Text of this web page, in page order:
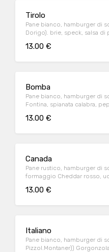
Tirolo
Pane bianco, hamburger di
Dorigo). brie, speck, salsa di
13.00 €
Bomba
Pane bianco, hamburger di
Fontina, spianata calabra,
13.00 €
Canada
Pane rustico, hamburger di
formaggio Cheddar rosso,
13.00 €
Italiano
Pane bianco, hamburger di
Pizzol.Montaner))